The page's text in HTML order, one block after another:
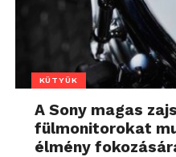
KÜTYÜK
A Sony magas
fülmonitorokat
élmény